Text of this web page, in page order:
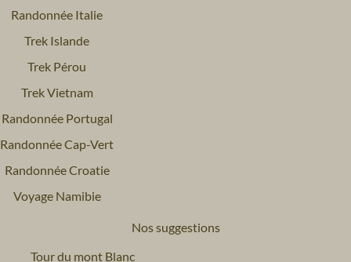
Randonnée Italie
Trek Islande
Trek Pérou
Trek Vietnam
Randonnée Portugal
Randonnée Cap-Vert
Randonnée Croatie
Voyage Namibie
Nos suggestions
Tour du mont Blanc